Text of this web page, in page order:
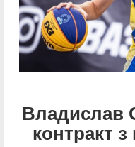
Владислав
контракт